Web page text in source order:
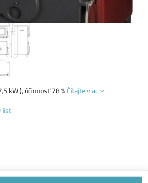
kW ), účinnosť 78 %Čítajte viac
list